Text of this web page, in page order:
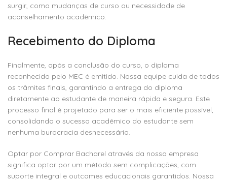
surgir, como mudanças de curso ou necessidade de
aconselhamento acadêmico.
Recebimento do Diploma
Finalmente, após a conclusão do curso, o diploma
reconhecido pelo MEC é emitido. Nossa equipe cuida de todos
os trâmites finais, garantindo a entrega do diploma
diretamente ao estudante de maneira rápida e segura. Este
processo final é projetado para ser o mais eficiente possível,
consolidando o sucesso acadêmico do estudante sem
nenhuma burocracia desnecessária.
Optar por Comprar Bacharel através da nossa empresa
significa optar por um método sem complicações, com
suporte integral e outcomes educacionais garantidos. Nossa